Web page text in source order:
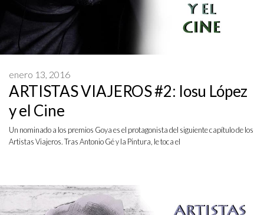
ARTISTAS VIAJEROS #2: Iosu López
y el Cine
enero 13, 2016
Un nominado a los premios Goya es el protagonista del siguiente capítulo de los
Artistas Viajeros. Tras Antonio Gé y la Pintura, le toca el